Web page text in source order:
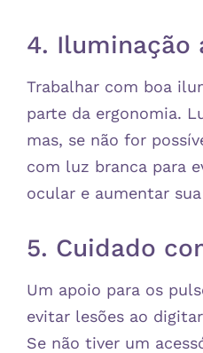
4. Iluminação
Trabalhar com boa
parte da ergonomia.
mas, se não for
com luz branca para
ocular e aumentar
5. Cuidado
Um apoio para os
evitar lesões ao
Se não tiver um